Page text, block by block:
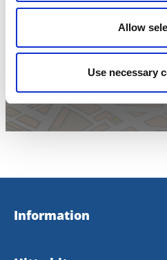
Allow
Use necessary
Klicka för
Information